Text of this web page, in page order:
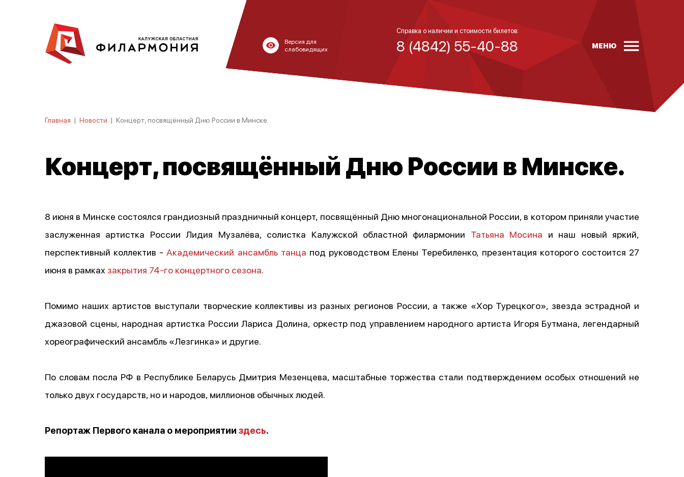
Версия для
слабовидящих
Справка о наличии и стоимости билетов:
8 (4842) 55-40-88 МЕНЮ
Главная | Новости | Концерт, посвящённый Дню России в Минске.
Концерт, посвящённый Дню России в Минске.
8 июня в Минске состоялся грандиозный праздничный концерт, посвящённый Дню многонациональной России, в котором приняли участие
заслуженная артистка России Лидия Музалёва, солистка Калужской областной филармонии Татьяна Мосина и наш новый яркий,
перспективный коллектив -Академический ансамбль танца под руководством Елены Теребиленко, презентация которого состоится 27
июня в рамках закрытия 74-го концертного сезона.
Помимо наших артистов выступали творческие коллективы из разных регионов России, а также «Хор Турецкого», звезда эстрадной и
джазовой сцены, народная артистка России Лариса Долина, оркестр под управлением народного артиста Игоря Бутмана, легендарный
хореографический ансамбль «Лезгинка» и другие.
По словам посла РФ в Республике Беларусь Дмитрия Мезенцева, масштабные торжества стали подтверждением особых отношений не
только двух государств, но и народов, миллионов обычных людей.
Репортаж Первого канала о мероприятии здесь.